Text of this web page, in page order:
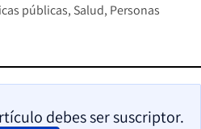
públicas Salud Personas
debes ser suscriptor.